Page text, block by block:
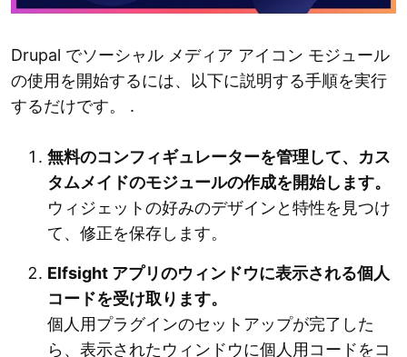
Drupal でソーシャル メディア アイコン モジュール
の使用を開始するには、以下に説明する手順を実行
するだけです。 .
無料のコンフィギュレーターを管理して、カス
タムメイドのモジュールの作成を開始します。
ウィジェットの好みのデザインと特性を見つけ
て、修正を保存します。
Elfsight アプリのウィンドウに表示される個人
コードを受け取ります。
個人用プラグインのセットアップが完了した
ら、表示されたウィンドウに個人用コードをコ